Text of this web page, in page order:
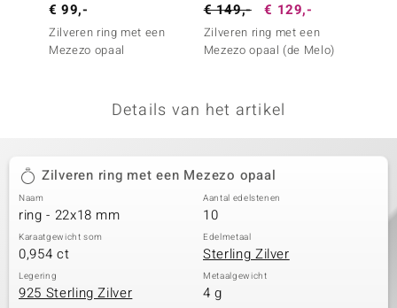
€ 99,-
Zilveren ring met een
Mezezo opaal
€ 149,- € 129,-
Zilveren ring met een
Mezezo opaal (de Melo)
Details van het artikel
Zilveren ring met een Mezezo opaal
Naam
ring - 22x18 mm
Aantal edelstenen
10
Karaatgewicht som
0,954 ct
Edelmetaal
Sterling Zilver
Legering
925 Sterling Zilver
Metaalgewicht
4 g